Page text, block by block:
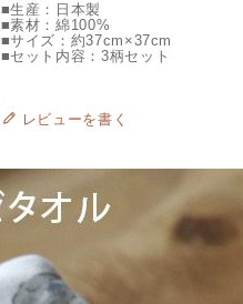
■生産：日本製
■素材：綿100%
■サイズ：約37cm×37cm
■セット内容：3柄セット
レビューを書く